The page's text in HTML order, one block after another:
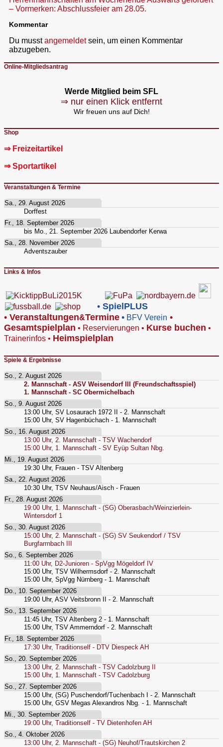
– Vormerken: Abschlussfeier am 28.05.
Kommentar
Du musstangemeldetsein, um einen Kommentar
abzugeben.
Online-Mitgliedsantrag
Werde Mitglied beim SFL
⇒ nur einen Klick entfernt
Wir freuen uns auf Dich!
Shop
⇒ Freizeitartikel
⇒ Sportartikel
Veranstaltungen & Termine
Sa., 29. August 2026
Dorffest
Fr., 18. September 2026
bis Mo., 21. September 2026
Laubendorfer Kerwa
Sa., 28. November 2026
Adventszauber
Links & Infos
• SpielPLUS
• Veranstaltungen&Termine • BFV Verein •
Gesamtspielplan • Reservierungen • Kurse buchen •
Trainerinfos • Heimspielplan
Spiele & Ergebnisse
So., 2. August 2026
2. Mannschaft - ASV Weisendorf III (Freundschaftsspiel)
1. Mannschaft - SC Obermichelbach
So., 9. August 2026
13:00 Uhr, SV Losaurach 1972 II - 2. Mannschaft
15:00 Uhr, SV Hagenbüchach - 1. Mannschaft
So., 16. August 2026
13:00 Uhr, 2. Mannschaft - TSV Wachendorf
15:00 Uhr, 1. Mannschaft - SV Eyüp Sultan Nbg.
Mi., 19. August 2026
19:30 Uhr, Frauen - TSV Altenberg
Sa., 22. August 2026
10:30 Uhr, TSV Neuhaus/Aisch - Frauen
Fr., 28. August 2026
19:00 Uhr, 1. Mannschaft - (SG) Oberasbach/Weinzierlein-
Wintersdorf 1
So., 30. August 2026
15:00 Uhr, 2. Mannschaft - (SG) SV Seukendorf / TSV
Burgfarrnbach III
So., 6. September 2026
11:00 Uhr, D2-Junioren - SpVgg Mögeldorf IV
15:00 Uhr, TSV Wilhermsdorf - 2. Mannschaft
15:00 Uhr, SpVgg Nürnberg - 1. Mannschaft
Do., 10. September 2026
19:00 Uhr, ASV Veitsbronn II - 2. Mannschaft
So., 13. September 2026
11:45 Uhr, TSV Altenberg 2 - 1. Mannschaft
15:00 Uhr, TSV Ammerndorf - 2. Mannschaft
Fr., 18. September 2026
17:30 Uhr, Traditionself - DTV Diespeck AH
So., 20. September 2026
13:00 Uhr, 2. Mannschaft - TSV Cadolzburg II
15:00 Uhr, 1. Mannschaft - TSV Cadolzburg
So., 27. September 2026
15:00 Uhr, (SG) Puschendorf/Tuchenbach I - 2. Mannschaft
15:00 Uhr, GSV Megas Alexandros Nbg. - 1. Mannschaft
Mi., 30. September 2026
19:00 Uhr, Traditionself - TV Dietenhofen AH
So., 4. Oktober 2026
13:00 Uhr, 2. Mannschaft - (SG) Neuhof/Trautskirchen 2